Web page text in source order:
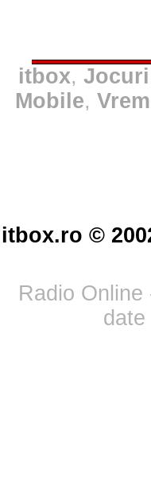
itbox, Jocuri
Mobile,
itbox.ro ©
Radio